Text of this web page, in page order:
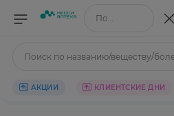
Поиск по названию/веществу
Поиск по названию/веществу/
АКЦИИ КЛИЕНТСКИЕ ДНИ